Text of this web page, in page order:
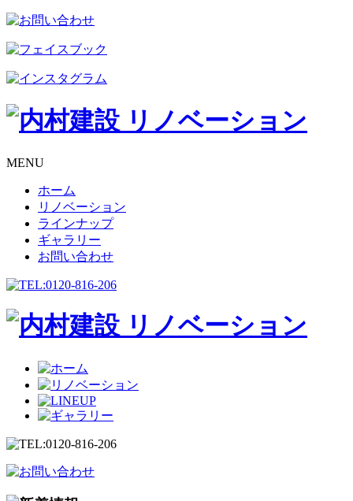
MENU
ホーム
リノベーション
ラインナップ
ギャラリー
お問い合わせ